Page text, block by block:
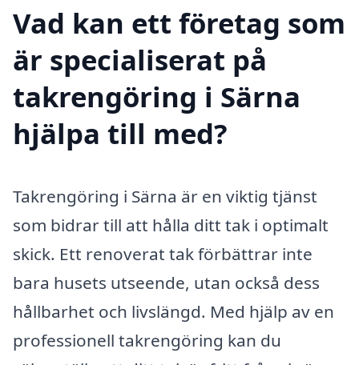
Vad kan ett företag som
är specialiserat på
takrengöring i Särna
hjälpa till med?
Takrengöring i Särna är en viktig tjänst
som bidrar till att hålla ditt tak i optimalt
skick. Ett renoverat tak förbättrar inte
bara husets utseende, utan också dess
hållbarhet och livslängd. Med hjälp av en
professionell takrengöring kan du